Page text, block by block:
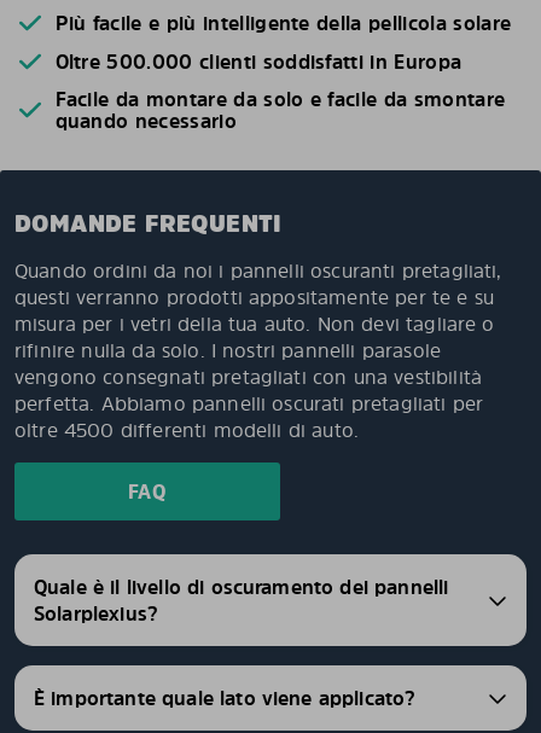
Più facile e più intelligente della pellicola solare
Oltre 500.000 clienti soddisfatti in Europa
Facile da montare da solo e facile da smontare
quando necessario
DOMANDE FREQUENTI
Quando ordini da noi i pannelli oscuranti pretagliati,
questi verranno prodotti appositamente per te e su
misura per i vetri della tua auto. Non devi tagliare o
rifinire nulla da solo. I nostri pannelli parasole
vengono consegnati pretagliati con una vestibilità
perfetta. Abbiamo pannelli oscurati pretagliati per
oltre 4500 differenti modelli di auto.
FAQ
Quale è il livello di oscuramento dei pannelli
Solarplexius?
È importante quale lato viene applicato?